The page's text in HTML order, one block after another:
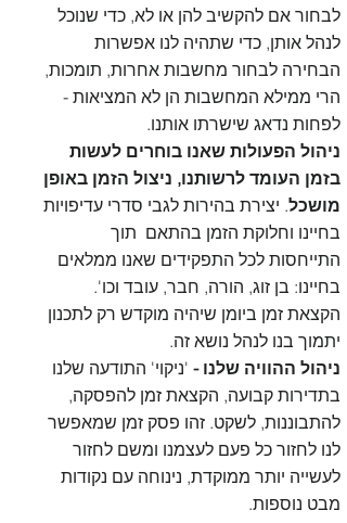
לבחור אם להקשיב להן או לא, כדי שנוכל
לנהל אותן, כדי שתהיה לנו אפשרות
הבחירה לבחור מחשבות אחרות, תומכות,
הרי ממילא המחשבות הן לא המציאות -
לפחות נדאג שישרתו אותנו.
ניהול הפעולות שאנו בוחרים לעשות
בזמן העומד לרשותנו, ניצול הזמן באופן
מושכל. יצירת בהירות לגבי סדרי עדיפויות
בחיינו וחלוקת הזמן בהתאם  תוך
התייחסות לכל התפקידים שאנו ממלאים
בחיינו: בן זוג, הורה, חבר, עובד וכו'.
הקצאת זמן ביומן שיהיה מוקדש רק לתכנון
יתמוך בנו לנהל נושא זה.
ניהול ההוויה שלנו - 'ניקוי' התודעה שלנו
בתדירות קבועה, הקצאת זמן להפסקה,
להתבוננות, לשקט. זהו פסק זמן שמאפשר
לנו לחזור כל פעם לעצמנו ומשם לחזור
לעשייה יותר ממוקדת, נינוחה עם נקודות
מבט נוספות.